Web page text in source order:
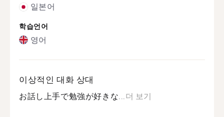
일본어
학습언어
영어
이상적인 대화 상대
お話し上手で勉強が好きな... 더 보기